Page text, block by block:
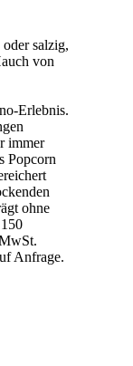
salzig,
von
Erlebnis.
immer
Popcorn
ohne
Anfrage.